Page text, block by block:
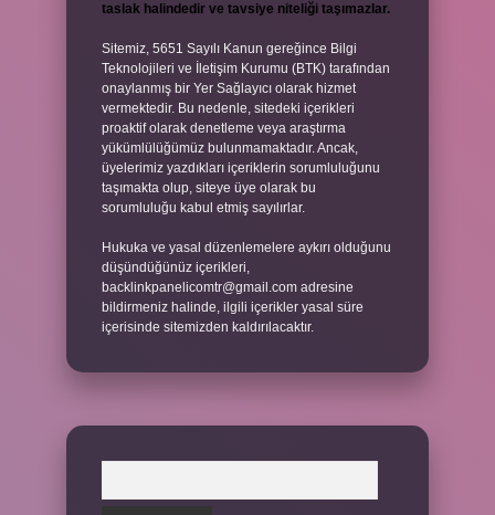
taslak halindedir ve tavsiye niteliği taşımazlar.
Sitemiz, 5651 Sayılı Kanun gereğince Bilgi
Teknolojileri ve İletişim Kurumu (BTK) tarafından
onaylanmış bir Yer Sağlayıcı olarak hizmet
vermektedir. Bu nedenle, sitedeki içerikleri
proaktif olarak denetleme veya araştırma
yükümlülüğümüz bulunmamaktadır. Ancak,
üyelerimiz yazdıkları içeriklerin sorumluluğunu
taşımakta olup, siteye üye olarak bu
sorumluluğu kabul etmiş sayılırlar.
Hukuka ve yasal düzenlemelere aykırı olduğunu
düşündüğünüz içerikleri,
backlinkpanelicomtr@gmail.com adresine
bildirmeniz halinde, ilgili içerikler yasal süre
içerisinde sitemizden kaldırılacaktır.